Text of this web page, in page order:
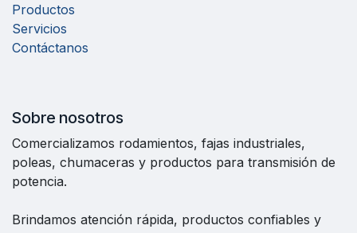
Productos
Servicios
Contáctanos
Sobre nosotros
Comercializamos rodamientos, fajas industriales,
poleas, chumaceras y productos para transmisión de
potencia.
Brindamos atención rápida, productos confiables y